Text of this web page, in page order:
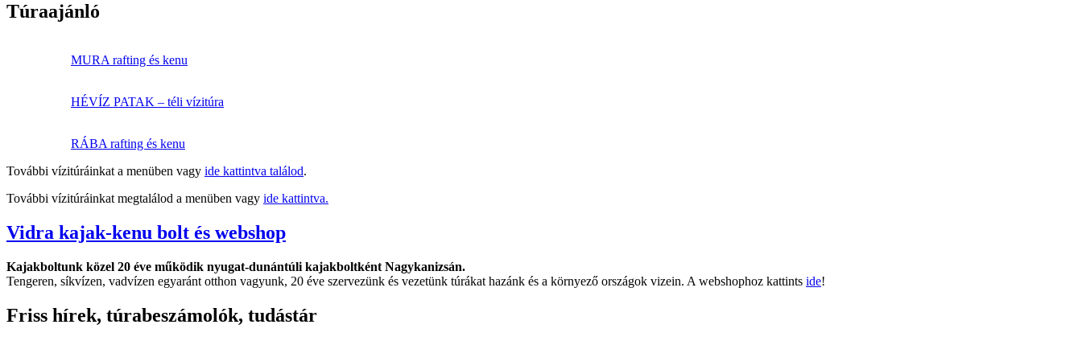
Túraajánló
MURA rafting és kenu
HÉVÍZ PATAK – téli vízitúra
RÁBA rafting és kenu
További vízitúráinkat a menüben vagy ide kattintva találod.
További vízitúráinkat megtalálod a menüben vagy ide kattintva.
Vidra kajak-kenu bolt és webshop
Kajakboltunk közel 20 éve működik nyugat-dunántúli kajakboltként Nagykanizsán.
Tengeren, síkvízen, vadvízen egyaránt otthon vagyunk, 20 éve szervezünk és vezetünk túrákat hazánk és a környező országok vizein. A webshophoz kattints ide!
Friss hírek, túrabeszámolók, tudástár